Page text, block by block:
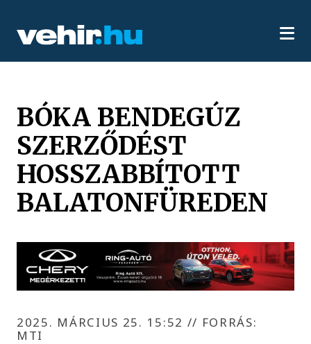
BÓKA BENDEGÚZ
SZERZŐDÉST
HOSSZABBÍTOTT
BALATONFÜREDEN
2025. MÁRCIUS 25. 15:52 // FORRÁS:
MTI